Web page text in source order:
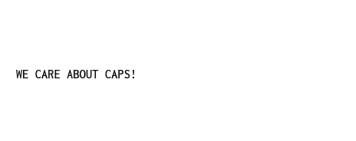
Produktgalerie überspringen
WE CARE ABOUT CAPS!